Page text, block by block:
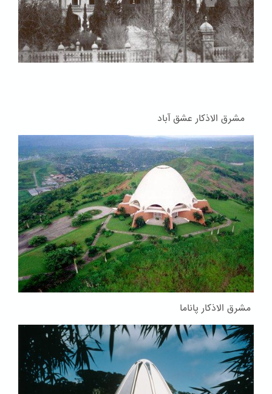
مشرق الاذکار عشق آباد
مشرق الاذکار پاناما